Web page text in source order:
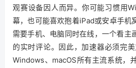
观赛设备因人而异。你可能习惯用
幕，也可能喜欢抱着iPad或安卓手机
需要手机、电脑同时在线，一个看主
的实时评论。因此，加速器必须完美
Windows、macOS所有主流系统，